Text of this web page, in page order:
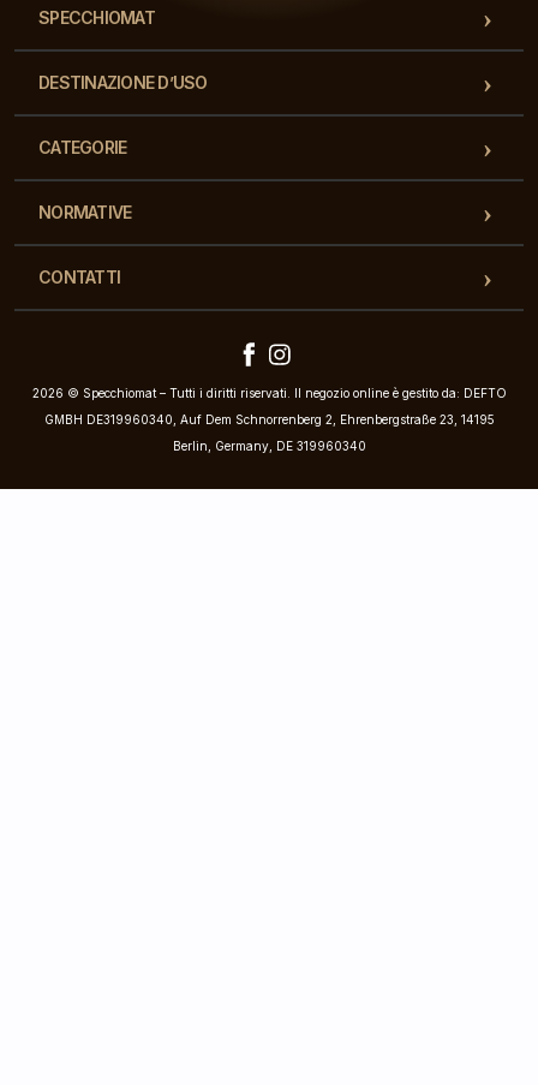
SPECCHIOMAT
DESTINAZIONE D’USO
CATEGORIE
NORMATIVE
CONTATTI
2026 © Specchiomat – Tutti i diritti riservati. Il negozio online è gestito da: DEFTO
GMBH DE319960340, Auf Dem Schnorrenberg 2, Ehrenbergstraße 23, 14195
Berlin, Germany, DE 319960340